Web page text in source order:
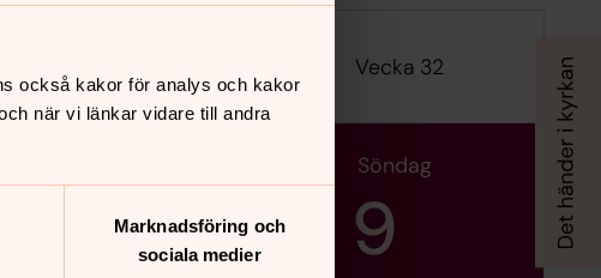
också kakor för analys och kakor
när vi länkar vidare till andra
Marknadsföring och
sociala medier
Vecka 32
8
söndag
9